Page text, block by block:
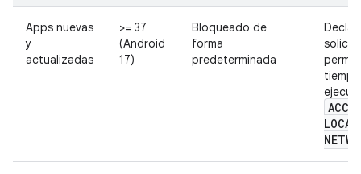
Apps nuevas
y
actualizadas
>= 37
(Android
17)
Bloqueado de
forma
predeterminada
LOCAL